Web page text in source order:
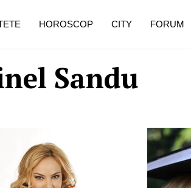
Sandu
HOROSCOP CITY FORUM
pe măsură ce înaintezi în vârstă